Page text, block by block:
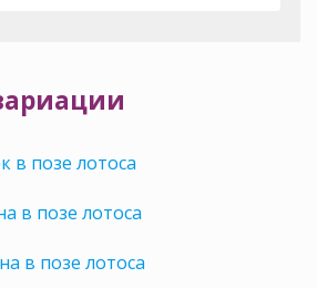
в позе лотоса
в позе лотоса
в позе лотоса